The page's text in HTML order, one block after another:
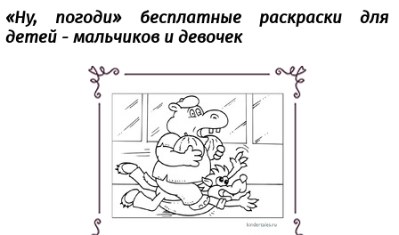
«‎Ну, погоди» бесплатные раскраски для
детей - мальчиков и девочек